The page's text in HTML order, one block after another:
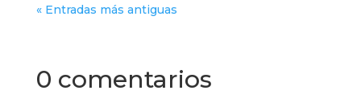
« Entradas más antiguas
0 comentarios